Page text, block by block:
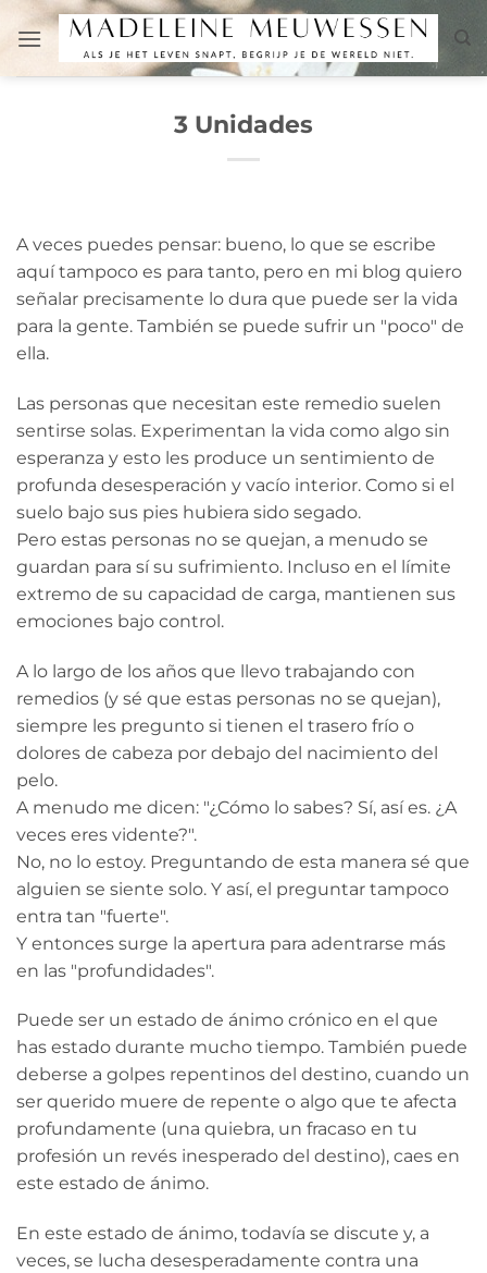
contenido
3 Unidades
A veces puedes pensar: bueno, lo que se escribe
aquí tampoco es para tanto, pero en mi blog quiero
señalar precisamente lo dura que puede ser la vida
para la gente. También se puede sufrir un "poco" de
ella.
Las personas que necesitan este remedio suelen
sentirse solas. Experimentan la vida como algo sin
esperanza y esto les produce un sentimiento de
profunda desesperación y vacío interior. Como si el
suelo bajo sus pies hubiera sido segado.
Pero estas personas no se quejan, a menudo se
guardan para sí su sufrimiento. Incluso en el límite
extremo de su capacidad de carga, mantienen sus
emociones bajo control.
A lo largo de los años que llevo trabajando con
remedios (y sé que estas personas no se quejan),
siempre les pregunto si tienen el trasero frío o
dolores de cabeza por debajo del nacimiento del
pelo.
A menudo me dicen: "¿Cómo lo sabes? Sí, así es. ¿A
veces eres vidente?".
No, no lo estoy. Preguntando de esta manera sé que
alguien se siente solo. Y así, el preguntar tampoco
entra tan "fuerte".
Y entonces surge la apertura para adentrarse más
en las "profundidades".
Puede ser un estado de ánimo crónico en el que
has estado durante mucho tiempo. También puede
deberse a golpes repentinos del destino, cuando un
ser querido muere de repente o algo que te afecta
profundamente (una quiebra, un fracaso en tu
profesión un revés inesperado del destino), caes en
este estado de ánimo.
En este estado de ánimo, todavía se discute y, a
veces, se lucha desesperadamente contra una